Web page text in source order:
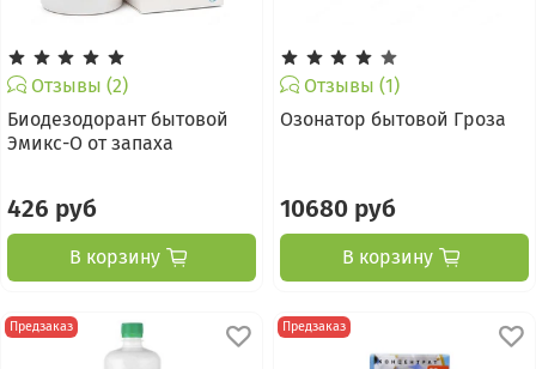
Отзывы (2)
Биодезодорант бытовой
Эмикс-О от запаха
426 руб
В корзину
Отзывы (1)
Озонатор бытовой Гроза
10680 руб
В корзину
Предзаказ Предзаказ